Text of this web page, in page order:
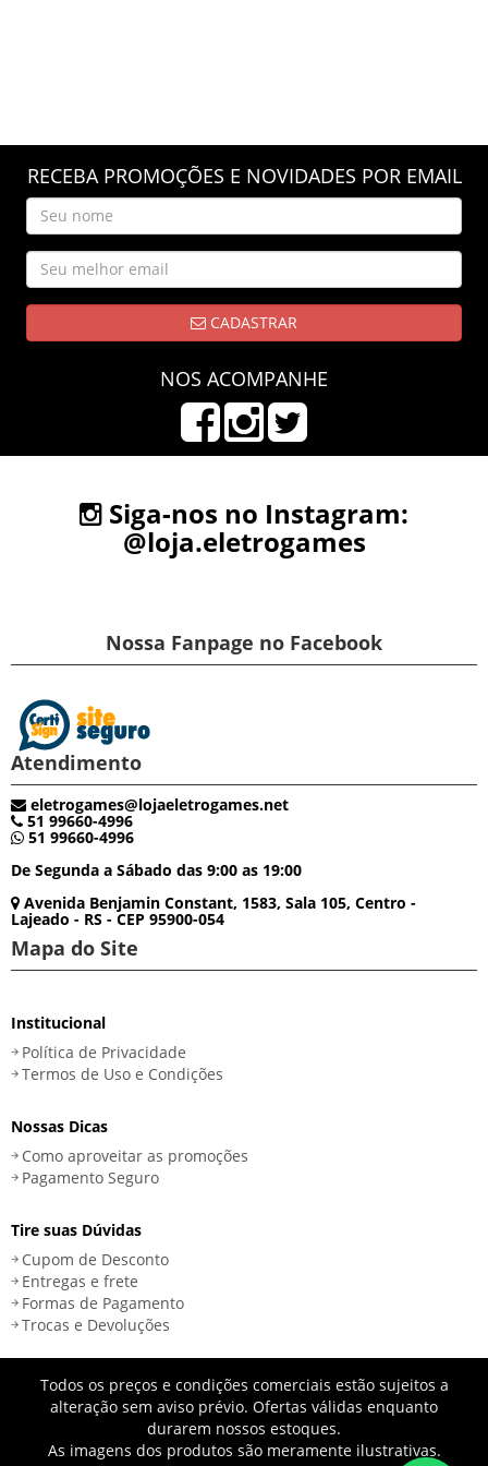
RECEBA PROMOÇÕES E NOVIDADES POR EMAIL
CADASTRAR
NOS ACOMPANHE
Siga-nos no Instagram:
@loja.eletrogames
Nossa Fanpage no Facebook
Atendimento
eletrogames@lojaeletrogames.net
51 99660-4996
51 99660-4996
De Segunda a Sábado das 9:00 as 19:00
Avenida Benjamin Constant, 1583, Sala 105, Centro -
Lajeado - RS - CEP 95900-054
Mapa do Site
Institucional
Política de Privacidade
Termos de Uso e Condições
Nossas Dicas
Como aproveitar as promoções
Pagamento Seguro
Tire suas Dúvidas
Cupom de Desconto
Entregas e frete
Formas de Pagamento
Trocas e Devoluções
Todos os preços e condições comerciais estão sujeitos a
alteração sem aviso prévio. Ofertas válidas enquanto
durarem nossos estoques.
As imagens dos produtos são meramente ilustrativas.